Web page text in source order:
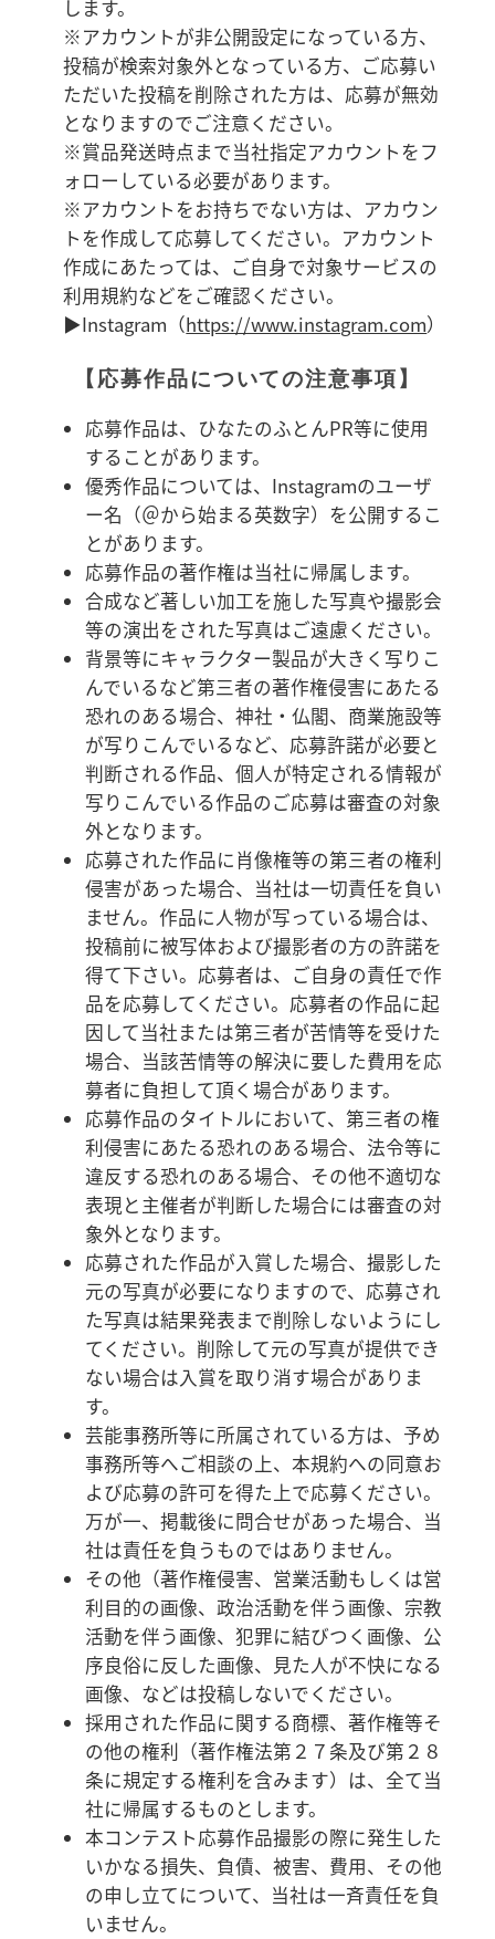
します。
※アカウントが非公開設定になっている方、
投稿が検索対象外となっている方、ご応募い
ただいた投稿を削除された方は、応募が無効
となりますのでご注意ください。
※賞品発送時点まで当社指定アカウントをフ
ォローしている必要があります。
※アカウントをお持ちでない方は、アカウン
トを作成して応募してください。アカウント
作成にあたっては、ご自身で対象サービスの
利用規約などをご確認ください。
▶Instagram（https://www.instagram.com）
【応募作品についての注意事項】
応募作品は、ひなたのふとんPR等に使用
することがあります。
優秀作品については、Instagramのユーザ
ー名（＠から始まる英数字）を公開するこ
とがあります。
応募作品の著作権は当社に帰属します。
合成など著しい加工を施した写真や撮影会
等の演出をされた写真はご遠慮ください。
背景等にキャラクター製品が大きく写りこ
んでいるなど第三者の著作権侵害にあたる
恐れのある場合、神社・仏閣、商業施設等
が写りこんでいるなど、応募許諾が必要と
判断される作品、個人が特定される情報が
写りこんでいる作品のご応募は審査の対象
外となります。
応募された作品に肖像権等の第三者の権利
侵害があった場合、当社は一切責任を負い
ません。作品に人物が写っている場合は、
投稿前に被写体および撮影者の方の許諾を
得て下さい。応募者は、ご自身の責任で作
品を応募してください。応募者の作品に起
因して当社または第三者が苦情等を受けた
場合、当該苦情等の解決に要した費用を応
募者に負担して頂く場合があります。
応募作品のタイトルにおいて、第三者の権
利侵害にあたる恐れのある場合、法令等に
違反する恐れのある場合、その他不適切な
表現と主催者が判断した場合には審査の対
象外となります。
応募された作品が入賞した場合、撮影した
元の写真が必要になりますので、応募され
た写真は結果発表まで削除しないようにし
てください。削除して元の写真が提供でき
ない場合は入賞を取り消す場合がありま
す。
芸能事務所等に所属されている方は、予め
事務所等へご相談の上、本規約への同意お
よび応募の許可を得た上で応募ください。
万が一、掲載後に問合せがあった場合、当
社は責任を負うものではありません。
その他（著作権侵害、営業活動もしくは営
利目的の画像、政治活動を伴う画像、宗教
活動を伴う画像、犯罪に結びつく画像、公
序良俗に反した画像、見た人が不快になる
画像、などは投稿しないでください。
採用された作品に関する商標、著作権等そ
の他の権利（著作権法第２７条及び第２８
条に規定する権利を含みます）は、全て当
社に帰属するものとします。
本コンテスト応募作品撮影の際に発生した
いかなる損失、負債、被害、費用、その他
の申し立てについて、当社は一斉責任を負
いません。